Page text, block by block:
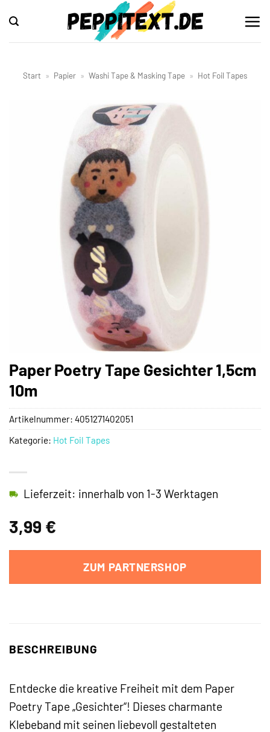
Inhalt
springen
Start » Papier » Washi Tape & Masking Tape » Hot Foil Tapes
Paper Poetry Tape Gesichter 1,5cm
10m
3,99 €
Lieferzeit: innerhalb von 1-3 Werktagen
ZUM PARTNERSHOP
Artikelnummer: 4051271402051
Kategorie: Hot Foil Tapes
BESCHREIBUNG
Entdecke die kreative Freiheit mit dem Paper
Poetry Tape „Gesichter“! Dieses charmante
Klebeband mit seinen liebevoll gestalteten